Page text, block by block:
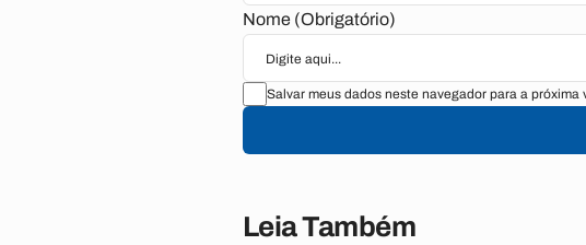
Nome (Obrigatório)
Salvar meus dados neste navegador para a próxima
Leia Também